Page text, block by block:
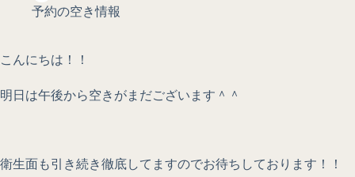
予約の空き情報
こんにちは！！
明日は午後から空きがまだございます＾＾
衛生面も引き続き徹底してますのでお待ちしております！！